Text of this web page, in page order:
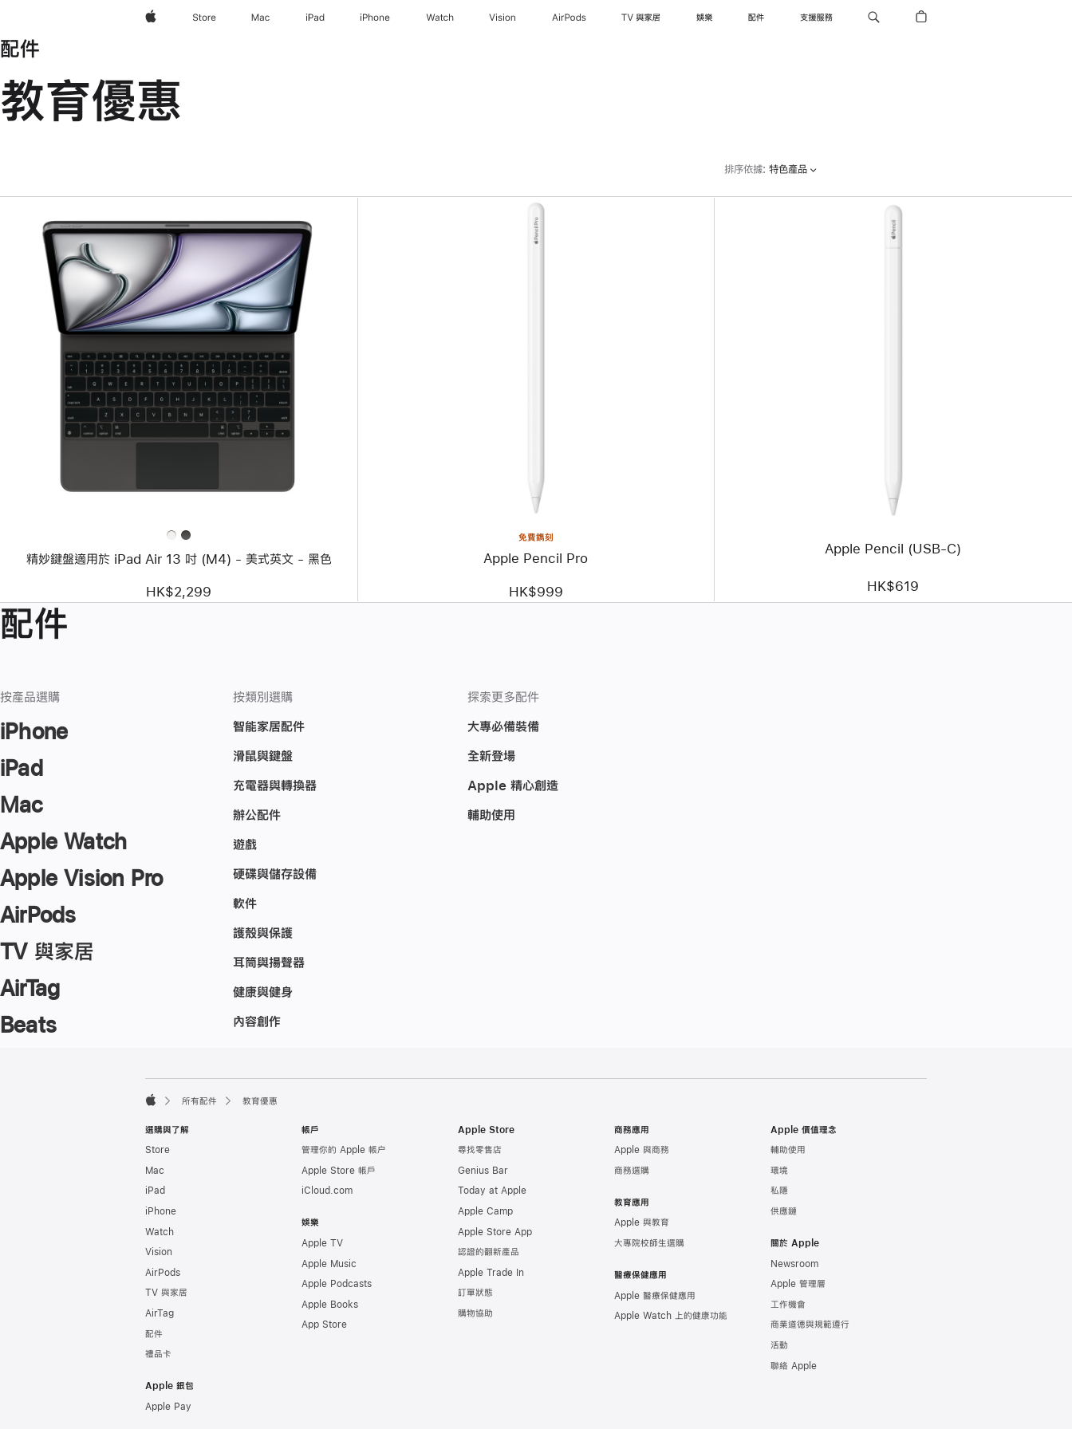
Apple Store Mac iPad iPhone Watch Vision AirPods TV 與家居 娛樂 配件 支援服務
配件
教育優惠
排序依據: 特色產品
一
頁
影
像
-
精
妙
用
13 吋
-
式
英
精妙鍵盤適用於 iPad Air 13 吋 (M4) - 美式英文 - 黑色
HK$2,299
免費鐫刻
Apple Pencil Pro
HK$999
Apple Pencil (USB-C)
HK$619
配件
按產品選購
iPhone
iPad
Mac
Apple Watch
Apple Vision Pro
AirPods
TV 與家居
AirTag
Beats
按類別選購
智能家居配件
滑鼠與鍵盤
充電器與轉換器
辦公配件
遊戲
硬碟與儲存設備
軟件
護殼與保護
耳筒與揚聲器
健康與健身
內容創作
探索更多配件
大專必備裝備
全新登場
Apple 精心創造
輔助使用
腳
所有配件 教育優惠
選購與了解
Store
Mac
iPad
iPhone
Watch
Vision
AirPods
TV 與家居
AirTag
配件
禮品卡
Apple 銀包
Apple Pay
帳戶
管理你的 Apple 帳户
Apple Store 帳戶
iCloud.com
娛樂
Apple TV
Apple Music
Apple Podcasts
Apple Books
App Store
Apple Store
尋找零售店
Genius Bar
Today at Apple
Apple Camp
Apple Store App
認證的翻新產品
Apple Trade In
訂單狀態
購物協助
商務應用
Apple 與商務
商務選購
教育應用
Apple 與教育
大專院校師生選購
醫療保健應用
Apple 醫療保健應用
Apple Watch 上的健康功能
Apple 價值理念
輔助使用
環境
私隱
供應鏈
關於 Apple
Newsroom
Apple 管理層
工作機會
商業道德與規範遵行
活動
聯絡 Apple